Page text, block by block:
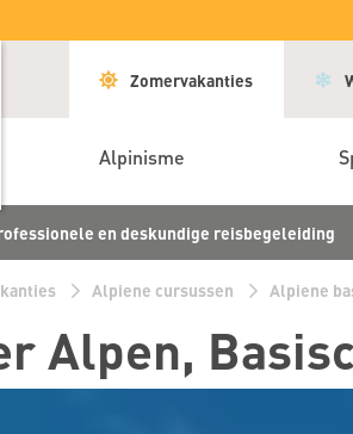
Zomervakanties
Alpinisme
en deskundige reisbegeleiding
Alpiene cursussen Alpiene
Alpen,